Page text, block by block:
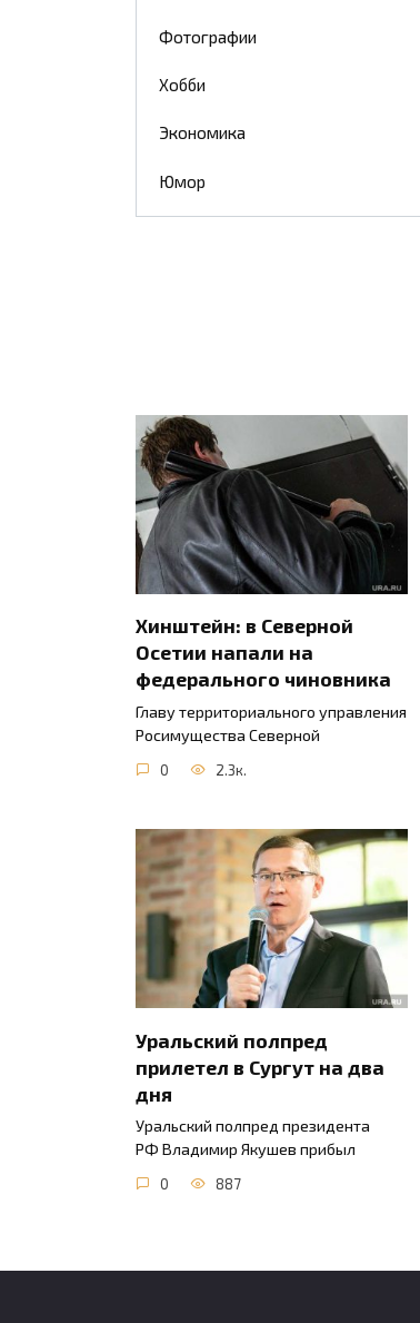
Фотографии
Хобби
Экономика
Юмор
Хинштейн: в Северной
Осетии напали на
федерального чиновника
Главу территориального управления
Росимущества Северной
0 2.3к.
Уральский полпред
прилетел в Сургут на два
дня
Уральский полпред президента
РФ Владимир Якушев прибыл
0 887